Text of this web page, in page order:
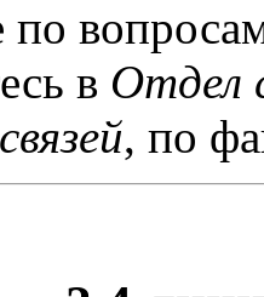
по
в Отдел
связей, по